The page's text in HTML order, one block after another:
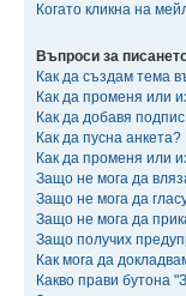
Когато кликна на
Въпроси за
Как да създам тема
Как да променя или
Как да добавя
Как да пусна анкета?
Как да променя или
Защо не мога да
Защо не мога да
Защо не мога да
Защо получих
Как мога да
Какво прави бутона